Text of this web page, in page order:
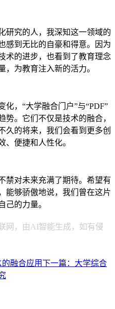
研究的人，我深知这一领域的
感到无比的自豪和得意。因为
术的进步，也看到了教育理念
，为教育注入新的活力。
，“大学融合门户”与“PDF”
势。它们不仅是技术的融合，
久的将来，我们会看到更多创
、便捷和人性化。
禁对未来充满了期待。希望有
能够骄傲地说，我们曾在这片
己的力量。
网，由AI智能生成，如有侵
的融合应用下一篇：大学综合